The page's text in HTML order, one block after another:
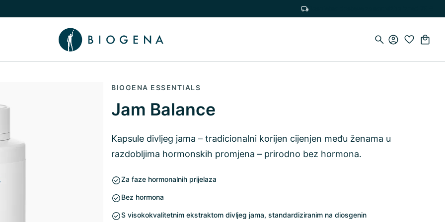
podizbornik
isključi Znanje podizbornik
BIOGENA ESSENTIALS
Jam Balance
Kapsule divljeg jama – tradicionalni korijen cijenjen među ženama u
razdobljima hormonskih promjena – prirodno bez hormona.
Za faze hormonalnih prijelaza
Bez hormona
S visokokvalitetnim ekstraktom divljeg jama, standardiziranim na diosgenin